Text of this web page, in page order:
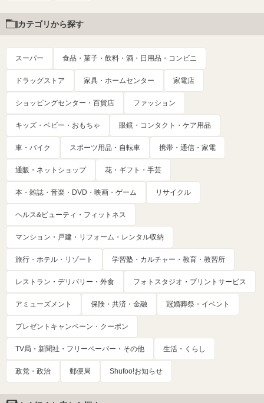
カテゴリから探す
スーパー 食品・菓子・飲料・酒・日用品・コンビニ
ドラッグストア 家具・ホームセンター 家電店
ショッピングセンター・百貨店 ファッション
キッズ・ベビー・おもちゃ 眼鏡・コンタクト・ケア用品
車・バイク スポーツ用品・自転車 携帯・通信・家電
通販・ネットショップ 花・ギフト・手芸
本・雑誌・音楽・DVD・映画・ゲーム リサイクル
ヘルス&ビューティ・フィットネス
マンション・戸建・リフォーム・レンタル収納
旅行・ホテル・リゾート 学習塾・カルチャー・教育・教習所
レストラン・デリバリー・外食 フォトスタジオ・プリントサービス
アミューズメント 保険・共済・金融 冠婚葬祭・イベント
プレゼントキャンペーン・クーポン
TV局・新聞社・フリーペーパー・その他 生活・くらし
政党・政治 郵便局 Shufoo!お知らせ